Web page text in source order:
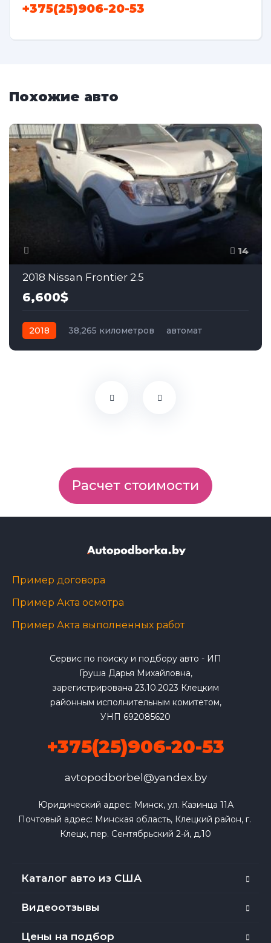
+375(25)906-20-53
Похожие авто
14
2018 Nissan Frontier 2.5
6,600$
2018 38,265 километров
автомат
Расчет стоимости
Пример договора
Пример Акта осмотра
Пример Акта выполненных работ
Сервис по поиску и подбору авто - ИП
Груша Дарья Михайловна,
зарегистрирована 23.10.2023 Клецким
районным исполнительным комитетом,
УНП 692085620
+375(25)906-20-53
avtopodborbel@yandex.by
Юридический адрес: Минск, ул. Казинца 11А
Почтовый адрес: Минская область, Клецкий район, г.
Клецк, пер. Сентябрьский 2-й, д.10
Каталог авто из США
Видеоотзывы
Цены на подбор